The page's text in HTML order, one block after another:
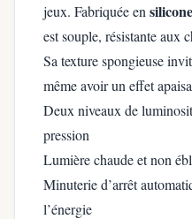
jeux. Fabriquée en
est souple, résistante aux
Sa texture spongieuse
même avoir un effet
Deux niveaux de
pression
Lumière chaude et non
Minuterie d’arrêt
l’énergie